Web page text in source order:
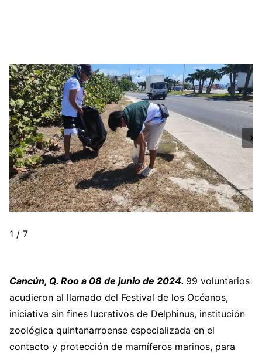
1 / 7
Cancún, Q. Roo a 08 de junio de 2024. 99 voluntarios
acudieron al llamado del Festival de los Océanos,
iniciativa sin fines lucrativos de Delphinus, institución
zoológica quintanarroense especializada en el
contacto y protección de mamíferos marinos, para